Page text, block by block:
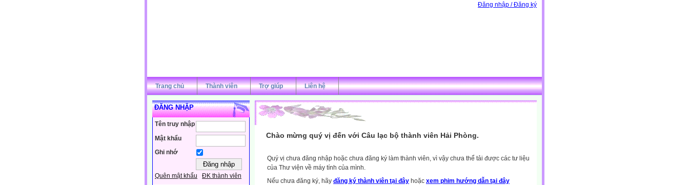
Đăng nhập / Đăng ký
Trang chủ Thành viên Trợ giúp Liên hệ
ĐĂNG NHẬP
Tên truy nhập
Mật khẩu
Ghi nhớ
Quên mật khẩu ĐK thành viên
Chào mừng quý vị đến với Câu lạc bộ thành viên Hải Phòng.
Quý vị chưa đăng nhập hoặc chưa đăng ký làm thành viên, vì vậy chưa thể tải được các tư liệu
của Thư viện về máy tính của mình.
Nếu chưa đăng ký, hãy đăng ký thành viên tại đây hoặc xem phim hướng dẫn tại đây